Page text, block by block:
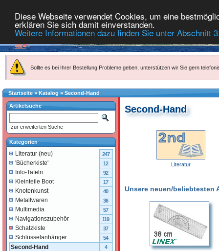
Diese Webseite verwendet Cookies, um eine
erklären Sie sich damit einverstanden.
Weitere Informationen dazu finden Sie unter Abschnitt
Sollte es bei Ihrer Bestellung Probleme geben, unterstützen wir Sie gern
Startseite»Katalog » Second-Hand
Second-Hand
Literatur
Unsere neuen/beliebtesten
Artikelsuche
zur erweiterten Suche
Kategorien
Literatur (neu) 247
'Bücherkiste' 12
Info-Tafeln 92
Kleinteile Boot 17
Knotenkunst 40
Metallwaren 36
Multimedia 57
Navigationszubehör 119
Schatzkiste 37
Schlüsselanhänger 54
Second-Hand 4